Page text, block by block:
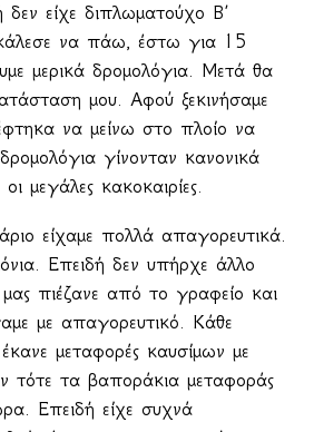
είχε διπλωματούχο Β΄
να πάω, έστω για 15
μερικά δρομολόγια. Μετά θα
μου. Αφού ξεκινήσαμε
να μείνω στο πλοίο να
γίνονταν κανονικά
μεγάλες κακοκαιρίες.
είχαμε πολλά απαγορευτικά.
Επειδή δεν υπήρχε άλλο
πιέζανε από το γραφείο και
με απαγορευτικό. Κάθε
μεταφορές καυσίμων με
τότε τα βαποράκια μεταφοράς
Επειδή είχε συχνά